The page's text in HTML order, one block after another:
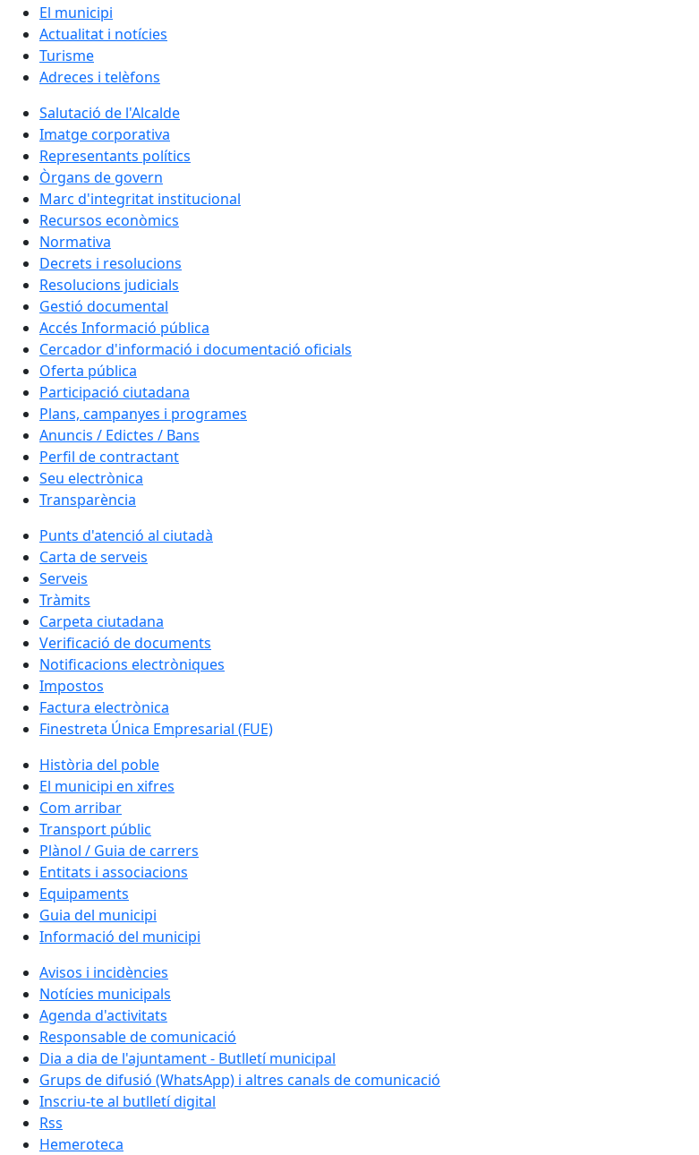
El municipi
Actualitat i notícies
Turisme
Adreces i telèfons
Salutació de l'Alcalde
Imatge corporativa
Representants polítics
Òrgans de govern
Marc d'integritat institucional
Recursos econòmics
Normativa
Decrets i resolucions
Resolucions judicials
Gestió documental
Accés Informació pública
Cercador d'informació i documentació oficials
Oferta pública
Participació ciutadana
Plans, campanyes i programes
Anuncis / Edictes / Bans
Perfil de contractant
Seu electrònica
Transparència
Punts d'atenció al ciutadà
Carta de serveis
Serveis
Tràmits
Carpeta ciutadana
Verificació de documents
Notificacions electròniques
Impostos
Factura electrònica
Finestreta Única Empresarial (FUE)
Història del poble
El municipi en xifres
Com arribar
Transport públic
Plànol / Guia de carrers
Entitats i associacions
Equipaments
Guia del municipi
Informació del municipi
Avisos i incidències
Notícies municipals
Agenda d'activitats
Responsable de comunicació
Dia a dia de l'ajuntament - Butlletí municipal
Grups de difusió (WhatsApp) i altres canals de comunicació
Inscriu-te al butlletí digital
Rss
Hemeroteca